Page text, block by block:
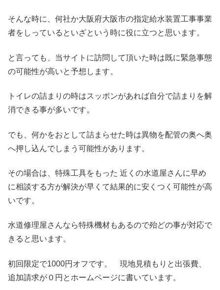
そんな時に、何社か大阪府大阪市の指定給水装置工事事業
者をしっているといざという時に役に立つと思います。
と言っても、当サイトに訪問して頂いた時は既に緊急事態
の可能性が高いと予想します。
トイレの詰まりの時はスッポンがあれば自分で詰まりを解
消できる事が多いです。
でも、何かをおとして詰まらせた時は異物を配管の奥へ奥
へ押し込んでしまう可能性があります。
その場合は、特殊工具をもった 近くの水道屋さんに早め
に相談する方が解決が早くて結果的に安くつく可能性が高
いです。
水道修理屋さんなら特殊機材もあるので殆どの事が対応で
きると思います。
初回限定で1000円オフです。 現地見積もりと出張費、
追加請求が０円とホームページに書いています。